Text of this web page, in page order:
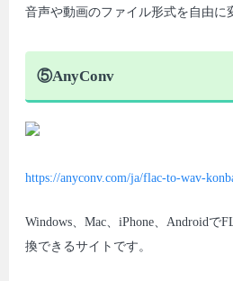
音声や動画のファイル形式を自由に
⑤AnyConv
https://anyconv.com/ja/flac-to-wav-
Windows、Mac、iPhone、Androidで
換できるサイトです。